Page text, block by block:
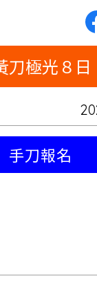
刀極光８日
手刀報名